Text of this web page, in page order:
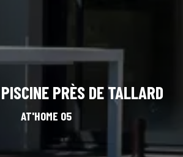
PRÈS DE TALLARD
AT'HOME 05